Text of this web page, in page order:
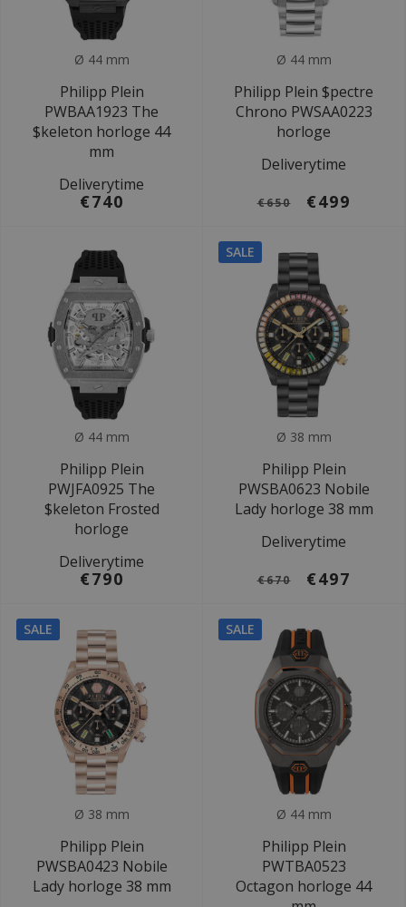
Ø 44 mm
Philipp Plein
PWBAA1923 The
$keleton horloge 44
mm
Deliverytime
€740
Ø 44 mm
Philipp Plein $pectre
Chrono PWSAA0223
horloge
Deliverytime
€650 €499
Ø 44 mm
Philipp Plein
PWJFA0925 The
$keleton Frosted
horloge
Deliverytime
€790
SALE
Ø 38 mm
Philipp Plein
PWSBA0623 Nobile
Lady horloge 38 mm
Deliverytime
€670 €497
SALE
Ø 38 mm
Philipp Plein
PWSBA0423 Nobile
Lady horloge 38 mm
SALE
Ø 44 mm
Philipp Plein
PWTBA0523
Octagon horloge 44